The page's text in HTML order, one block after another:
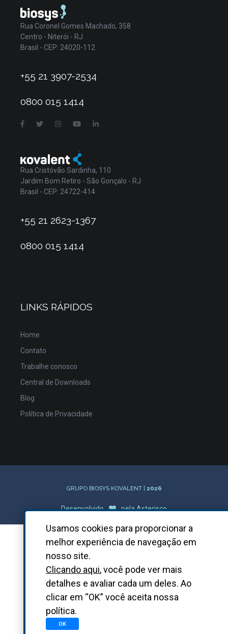
Rua Coronel Gomes Machado, 358
Centro - Niterói - RJ
Brasil - CEP: 24020-112
+55 21 3907-2534
0800 015 1414
Rua Cristóvão Sardinha, 110
Jardim Bom Retiro - São Gonçalo - RJ
Brasil - CEP: 24722-414
+55 21 2623-1367
0800 015 1414
LINKS RÁPIDOS
Home
Contato
Trabalhe conosco
Central de Downloads
Blog
Política de Privacidade
GRUPO BIOSYS KOVALENT | 2026
Desenvolvido pelaAsterisco
Usamos cookies para proporcionar a
melhor experiência de navegação em
nosso site.
Clicando aqui, você pode ver mais
detalhes e avaliar cada um deles. Ao
clicar em “OK” você aceita nossa
política.
OK